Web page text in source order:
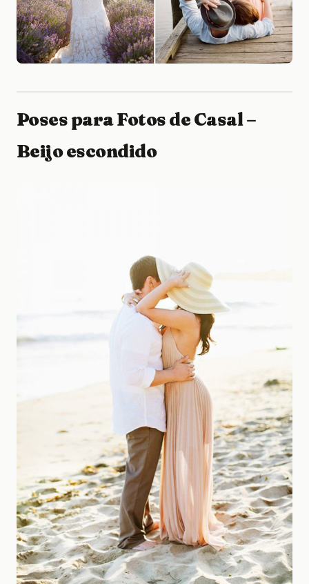
Poses para Fotos de Casal –
Beijo escondido